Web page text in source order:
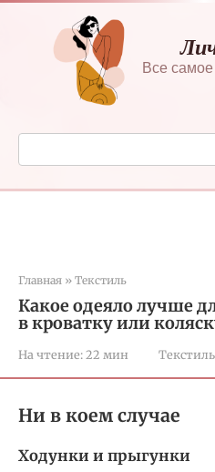
Перейти
контенту
Все
Поиск:
Главная » Текстиль
Какое одеяло лучше
в кроватку или
На чтение: 22 мин Текстиль
Ни в коем случае
Ходунки и прыгунки